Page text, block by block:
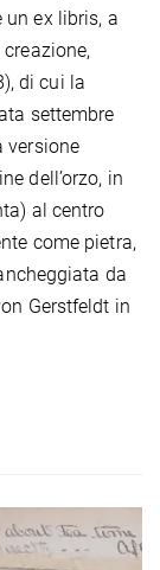
ex libris, a
di cui la
settembre
versione
dell’orzo, in
al centro
come pietra,
da
Gerstfeldt in